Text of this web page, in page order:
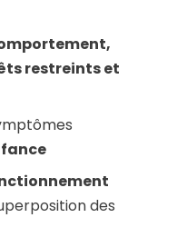
restreints et
des